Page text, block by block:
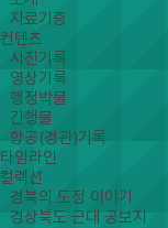
자료기증
컨텐츠
사진기록
영상기록
행정박물
간행물
항공(경관)기록
타임라인
컬렉션
경북의 도정 이야기
경상북도 근대 공보지